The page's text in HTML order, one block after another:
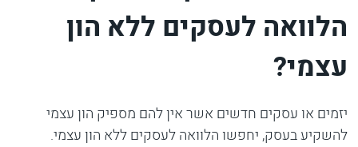
הלוואה לעסקים ללא הון
עצמי?
יזמים או עסקים חדשים אשר אין להם מספיק הון עצמי
להשקיע בעסק, יחפשו הלוואה לעסקים ללא הון עצמי.